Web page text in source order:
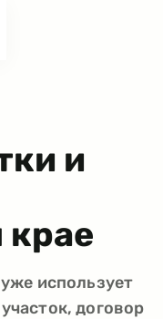
и
крае
использует
договор